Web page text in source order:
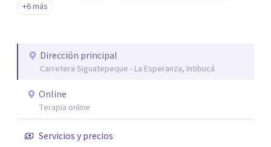
+6 más
Dirección principal
Carretera Siguatepeque - La Esperanza, Intibucá
Online
Terapia online
Servicios y precios